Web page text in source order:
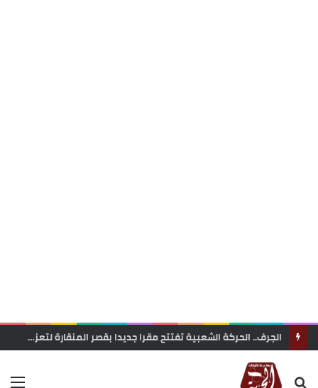
زاكورة: جمعية الفيلم الوثائقي تحتج على إقصاء ملفها من دعم المهرجانات السينمائية